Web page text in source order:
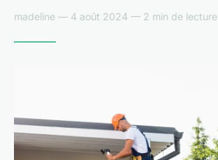
madeline — 4 août 2024 — 2 min de lecture